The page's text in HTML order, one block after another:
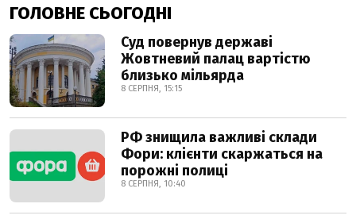
ГОЛОВНЕ СЬОГОДНІ
Суд повернув державі
Жовтневий палац вартістю
близько мільярда
8 СЕРПНЯ, 15:15
РФ знищила важливі склади
Фори: клієнти скаржаться на
порожні полиці
8 СЕРПНЯ, 10:40